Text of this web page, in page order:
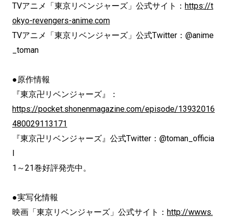
TVアニメ「東京リベンジャーズ」公式サイト： https://t
okyo-revengers-anime.com
TVアニメ「東京リベンジャーズ」公式Twitter：@anime
_toman
●原作情報
『東京卍リベンジャーズ』：
https://pocket.shonenmagazine.com/episode/13932016
480029113171
『東京卍リベンジャーズ』公式Twitter：@toman_officia
l
1～21巻好評発売中。
●実写化情報
映画「東京リベンジャーズ」公式サイト： http://wwws.